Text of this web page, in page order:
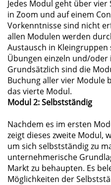
Jedes Modul geht über
in Zoom und auf einem
Vorkenntnisse sind nicht
allen Modulen werden
Austausch in
Übungen einzeln und/
Grundsätzlich sind die
Buchung aller vier Module
das vierte Modul.
Modul 2:Selbstständig
Nachdem es im ersten
zeigt dieses zweite Modul,
um sich selbstständig zu
unternehmerische
Markt zu behaupten. Es
Möglichkeiten der